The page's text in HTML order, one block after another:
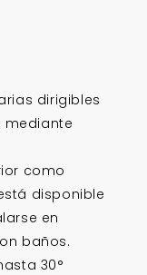
dirigibles
mediante
como
disponible
en
baños.
30°